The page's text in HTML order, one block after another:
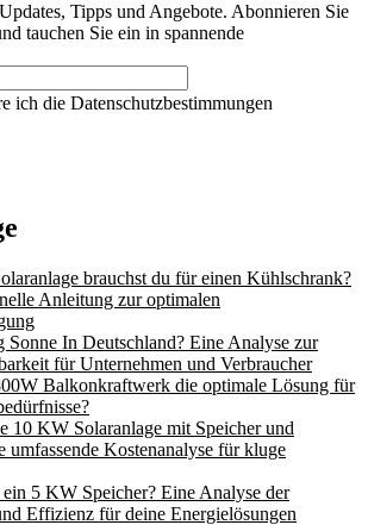
Tipps und Angebote. Abonnieren Sie
tauchen Sie ein in spannende
ich die Datenschutzbestimmungen
brauchst du für einen Kühlschrank?
Anleitung zur optimalen
Sonne In Deutschland? Eine Analyse zur
für Unternehmen und Verbraucher
Balkonkraftwerk die optimale Lösung für
10 KW Solaranlage mit Speicher und
umfassende Kostenanalyse für kluge
5 KW Speicher? Eine Analyse der
Effizienz für deine Energielösungen